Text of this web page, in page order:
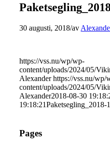
30 augusti, 2018/av
https://vss.nu/wp/wp-
content/uploads/2024/05/
Alexander https://vss.nu/wp/
content/uploads/2024/05/
Alexander2018-08-30
19:18:21Paketsegling_2018-1
Pages